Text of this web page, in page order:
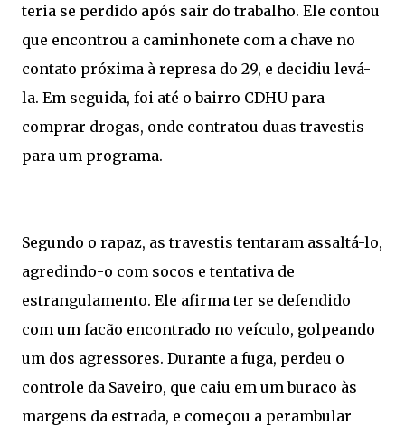
teria se perdido após sair do trabalho. Ele contou
que encontrou a caminhonete com a chave no
contato próxima à represa do 29, e decidiu levá-
la. Em seguida, foi até o bairro CDHU para
comprar drogas, onde contratou duas travestis
para um programa.
Segundo o rapaz, as travestis tentaram assaltá-lo,
agredindo-o com socos e tentativa de
estrangulamento. Ele afirma ter se defendido
com um facão encontrado no veículo, golpeando
um dos agressores. Durante a fuga, perdeu o
controle da Saveiro, que caiu em um buraco às
margens da estrada, e começou a perambular